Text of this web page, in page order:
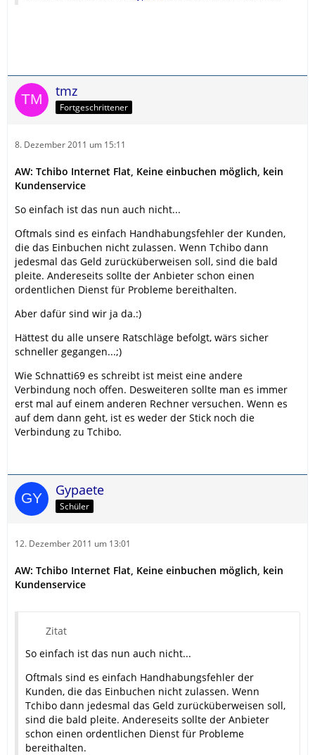
tmz
Fortgeschrittener
8. Dezember 2011 um 15:11
AW: Tchibo Internet Flat, Keine einbuchen möglich, kein
Kundenservice
So einfach ist das nun auch nicht...
Oftmals sind es einfach Handhabungsfehler der Kunden,
die das Einbuchen nicht zulassen. Wenn Tchibo dann
jedesmal das Geld zurücküberweisen soll, sind die bald
pleite. Andereseits sollte der Anbieter schon einen
ordentlichen Dienst für Probleme bereithalten.
Aber dafür sind wir ja da.:)
Hättest du alle unsere Ratschläge befolgt, wärs sicher
schneller gegangen...;)
Wie Schnatti69 es schreibt ist meist eine andere
Verbindung noch offen. Desweiteren sollte man es immer
erst mal auf einem anderen Rechner versuchen. Wenn es
auf dem dann geht, ist es weder der Stick noch die
Verbindung zu Tchibo.
Gypaete
Schüler
12. Dezember 2011 um 13:01
AW: Tchibo Internet Flat, Keine einbuchen möglich, kein
Kundenservice
Zitat
So einfach ist das nun auch nicht...
Oftmals sind es einfach Handhabungsfehler der
Kunden, die das Einbuchen nicht zulassen. Wenn
Tchibo dann jedesmal das Geld zurücküberweisen soll,
sind die bald pleite. Andereseits sollte der Anbieter
schon einen ordentlichen Dienst für Probleme
bereithalten.